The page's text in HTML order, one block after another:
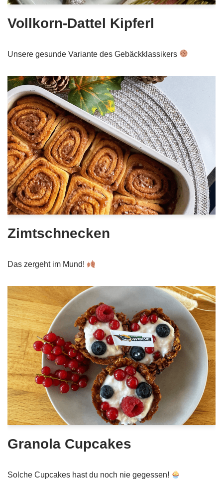
Vollkorn-Dattel Kipferl
Unsere gesunde Variante des Gebäckklassikers
Zimtschnecken
Das zergeht im Mund!
Granola Cupcakes
Solche Cupcakes hast du noch nie gegessen!